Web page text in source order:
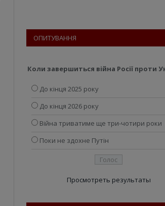
ОПИТУВАННЯ
Коли завершиться війна Росії проти
До кінця 2025 року
До кінця 2026 року
Війна триватиме ще три-чотири роки
Поки не здохне Путін
Просмотреть результаты